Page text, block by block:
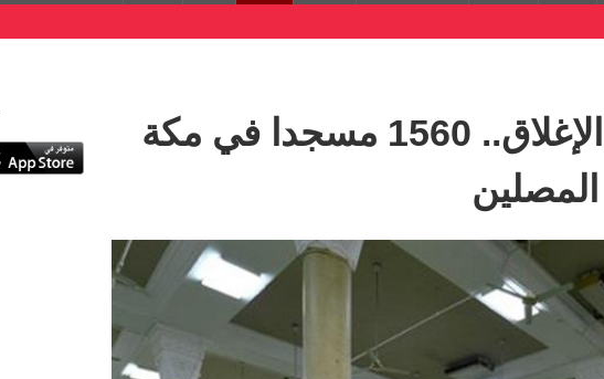
بعد 90 يوما من الإغلاق.. 1560 مسجدا في مكة